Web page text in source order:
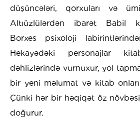
düşüncələri, qorxuları və
Altıüzlülərdən ibarət Babil
Borxes psixoloji
Hekayədəki personajlar
dəhlizlərində vurnuxur, yol
bir yeni məlumat və kitab onları
Çünki hər bir həqiqət öz
doğurur.